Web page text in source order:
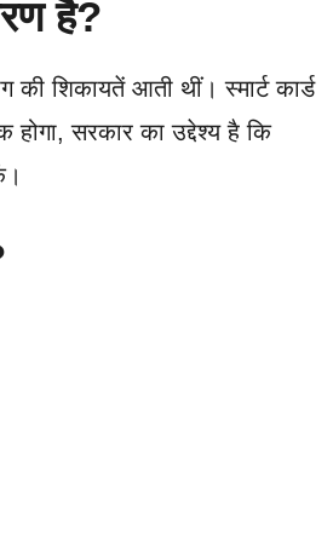
है?
शिकायतें आती थीं। स्मार्ट कार्ड
सरकार का उद्देश्य है कि